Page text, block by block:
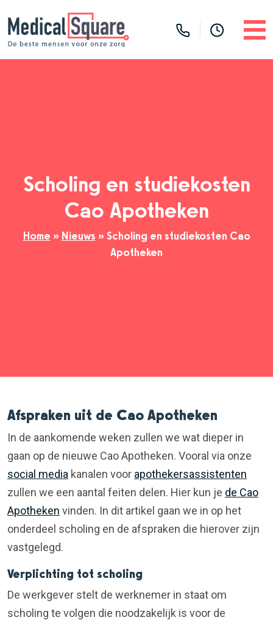
Scholing en studiekosten
Cao Apotheken
Home » Nieuws » Scholing en studiekosten Cao
Apotheken
Afspraken uit de Cao Apotheken
In de aankomende weken zullen we wat dieper in
gaan op de nieuwe Cao Apotheken. Vooral via onze
social media kanalen voor apothekersassistenten
zullen we een aantal feiten delen. Hier kun je de Cao
Apotheken vinden. In dit artikel gaan we in op het
onderdeel scholing en de afspraken die hierover zijn
vastgelegd.
Verplichting tot scholing
De werkgever stelt de werknemer in staat om
scholing te volgen die noodzakelijk is voor de